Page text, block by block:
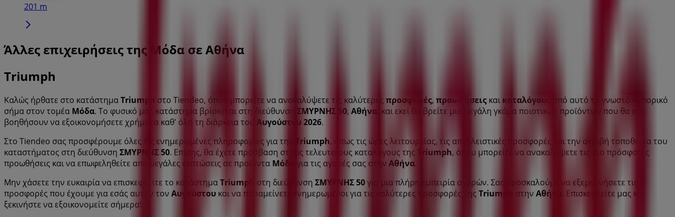
201 m
Άλλες επιχειρήσεις της Μόδα σε Αθήνα
Triumph
Καλώς ήρθατε στο κατάστημαTriumph στο Tiendeo, όπου μπορείτε να ανακαλύψετε τις καλύτερες προσφορές, προωθήσεις και καταλόγους
από αυτό το γνωστό εμπορικό
σήμα στον τομέα Μόδα. Το φυσικό μας κατάστημα βρίσκεται στη διεύθυνση ΣΜΥΡΝΗΣ 50, Αθήνα
, και εκεί θα βρείτε μια μεγάλη γκάμα ποιοτικών προϊόντων που θα σας
βοηθήσουν να εξοικονομήσετε χρήματα καθ' όλη τη διάρκεια του
Αυγούστου 2026.
Στο Tiendeo σας προσφέρουμε όλες τις ενημερωμένες πληροφορίες για την
Triumph, όπως τις ώρες λειτουργίας, τις αποκλειστικές προσφορές και την ακριβή τοποθεσία του
καταστήματος στη διεύθυνση ΣΜΥΡΝΗΣ 50. Επίσης, θα έχετε πρόσβαση στους τελευταίους καταλόγους της Triumph, όπου μπορείτε να ανακαλύψετε τις πιο πρόσφατες
προωθήσεις και να επωφεληθείτε από μεγάλες εκπτώσεις σε προϊόντα Μόδα για τις αγορές σας στην Αθήνα.
Μην χάσετε την ευκαιρία να επισκεφθείτε το κατάστημαTriumph στη διεύθυνση ΣΜΥΡΝΗΣ 50για μια πλήρη εμπειρία αγορών. Σας προσκαλούμε να εξερευνήσετε τις
προσφορές που έχουμε για εσάς αυτόν τον Αυγούστου και να παραμείνετε ενημερωμένοι για τις καλύτερες προσφορές της Triumph στην Αθήνα
. Επισκεφτείτε μας και
ξεκινήστε να εξοικονομείτε σήμερα!